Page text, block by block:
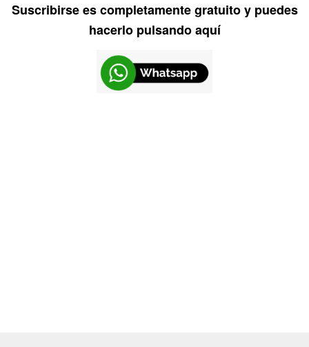
Suscribirse es completamente gratuito y puedes
hacerlo pulsando aquí